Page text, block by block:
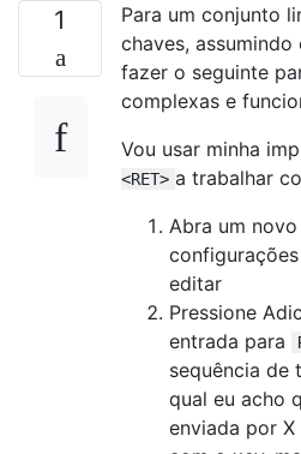
1
Para um conjunto
chaves,
fazer o seguinte
complexas e
Vou usar minha
<RET> a trabalhar
Abra um
editar
Pressione
entrada para
sequência de
qual eu acho
enviada por